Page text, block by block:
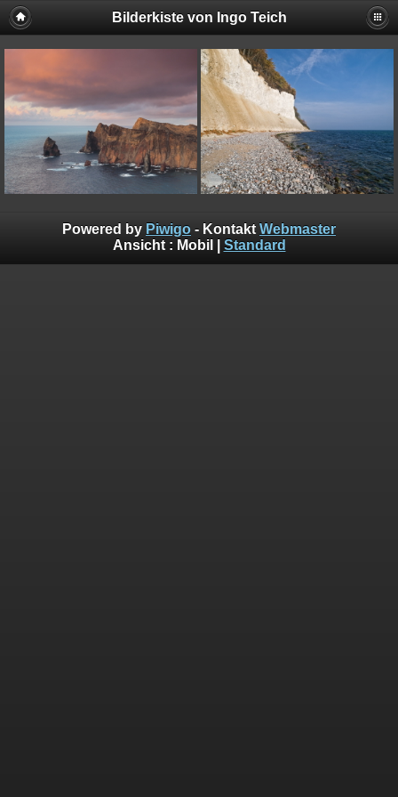
Bilderkiste von Ingo Teich
Powered by Piwigo - Kontakt Webmaster
Ansicht : Mobil Standard